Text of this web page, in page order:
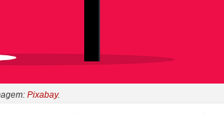
Pixabay.